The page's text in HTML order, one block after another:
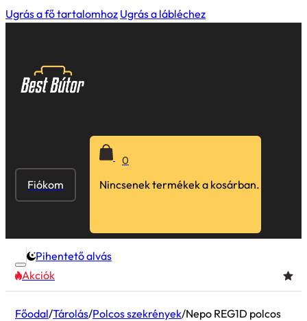
Ugrás a fő tartalomhoz Ugrás a lábléchez
Fiókom
0
Nincsenek termékek a kosárban.
Pihentető alvás
Akciók
Főodal/Tárolás/Polcos szekrények/Nepo REG1D polcos